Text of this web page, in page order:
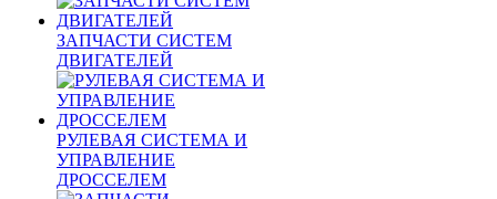
ЗАПЧАСТИ СИСТЕМ
ДВИГАТЕЛЕЙ
РУЛЕВАЯ СИСТЕМА И
УПРАВЛЕНИЕ
ДРОССЕЛЕМ